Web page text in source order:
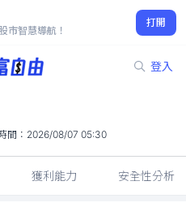
市智慧導航！
打開
登入
間： 2026/08/07 05:30
獲利能力 安全性分析